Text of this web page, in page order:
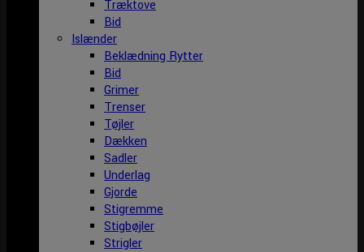
Træktove
Bid
Islænder
Beklædning Rytter
Bid
Grimer
Trenser
Tøjler
Dækken
Sadler
Underlag
Gjorde
Stigremme
Stigbøjler
Strigler